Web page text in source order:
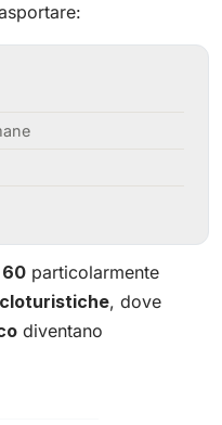
particolarmente
, dove
diventano